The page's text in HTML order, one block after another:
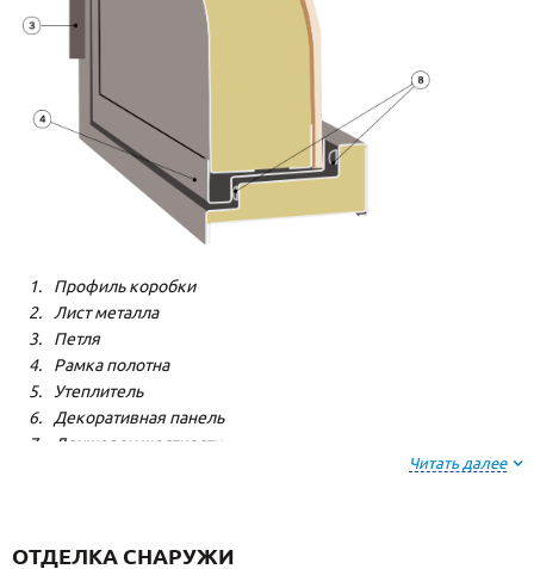
Профиль коробки
Лист металла
Петля
Рамка полотна
Утеплитель
Декоративная панель
Лонжерон жесткости
Читать далее
ОТДЕЛКА СНАРУЖИ